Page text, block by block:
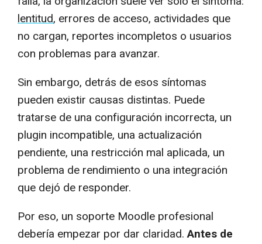
lentitud, errores de acceso, actividades que
no cargan, reportes incompletos o usuarios
con problemas para avanzar.
Sin embargo, detrás de esos síntomas
pueden existir causas distintas. Puede
tratarse de una configuración incorrecta, un
plugin incompatible, una actualización
pendiente, una restricción mal aplicada, un
problema de rendimiento o una integración
que dejó de responder.
Por eso, un soporte Moodle profesional
debería empezar por dar claridad.Antes de